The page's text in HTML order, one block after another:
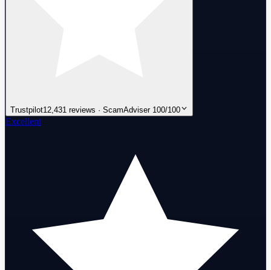
Trustpilot12,431 reviews · ScamAdviser 100/100
Excellent